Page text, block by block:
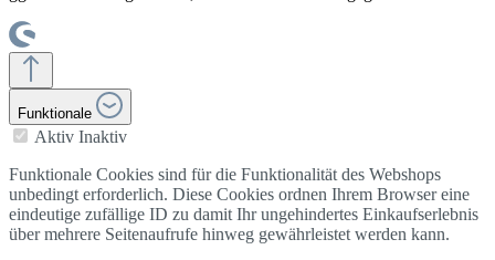
Funktionale
Aktiv Inaktiv
Funktionale Cookies sind für die Funktionalität des Webshops
unbedingt erforderlich. Diese Cookies ordnen Ihrem Browser eine
eindeutige zufällige ID zu damit Ihr ungehindertes Einkaufserlebnis
über mehrere Seitenaufrufe hinweg gewährleistet werden kann.